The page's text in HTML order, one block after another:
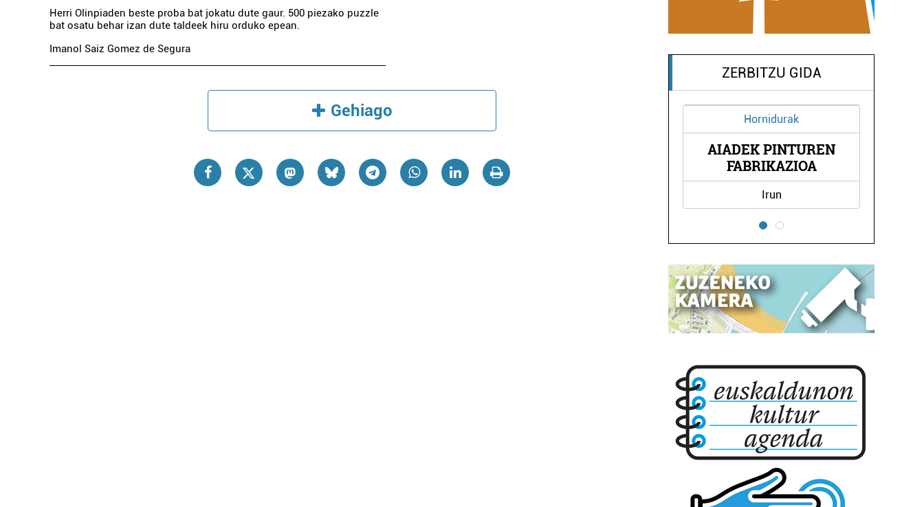
Herri Olinpiaden beste proba bat jokatu dute gaur. 500 piezako puzzle
bat osatu behar izan dute taldeek hiru orduko epean.
Imanol Saiz Gomez de Segura
Gehiago
ZERBITZU GIDA
FABRIKAZIOA
Higiezin agentziak
AGENTZIA
Higiezin agentziak
ATERPE HIGIEZIN
AGENTZIA
Errenteria-Orereta